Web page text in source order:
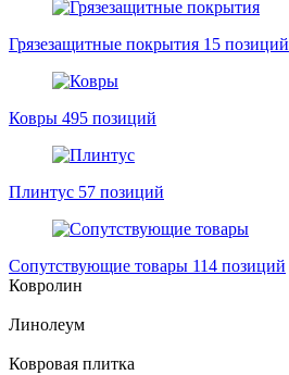
Грязезащитные покрытия 15 позиций
Ковры 495 позиций
Плинтус 57 позиций
Сопутствующие товары 114 позиций
Ковролин
Линолеум
Ковровая плитка